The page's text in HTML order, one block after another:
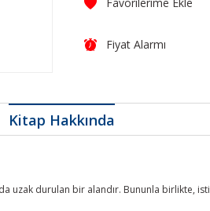
Fiyat Alarmı
Kitap Hakkında
uzak durulan bir alandır. Bununla birlikte,